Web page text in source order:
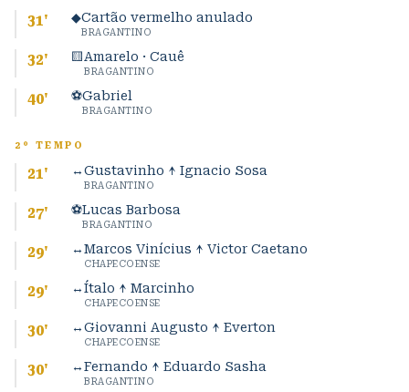
31' ◆Cartão vermelho anulado
BRAGANTINO
32' 🟨Amarelo · Cauê
BRAGANTINO
40' ⚽Gabriel
BRAGANTINO
2º TEMPO
21' ↔Gustavinho ↑ Ignacio Sosa
BRAGANTINO
27' ⚽Lucas Barbosa
BRAGANTINO
29' ↔Marcos Vinícius ↑ Victor Caetano
CHAPECOENSE
29' ↔Ítalo ↑ Marcinho
CHAPECOENSE
30' ↔Giovanni Augusto ↑ Everton
CHAPECOENSE
30' ↔Fernando ↑ Eduardo Sasha
BRAGANTINO